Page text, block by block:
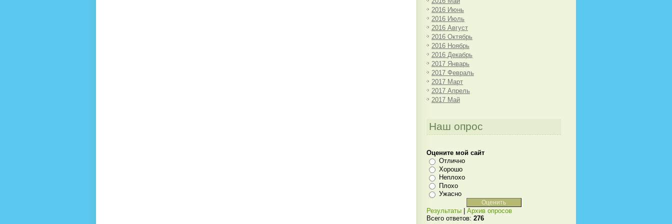
2016 Июнь
2016 Июль
2016 Август
2016 Октябрь
2016 Ноябрь
2016 Декабрь
2017 Январь
2017 Февраль
2017 Март
2017 Апрель
2017 Май
Наш опрос
Оцените мой сайт
Отлично
Хорошо
Неплохо
Плохо
Ужасно
Результаты
Архив опросов
Всего ответов: 276